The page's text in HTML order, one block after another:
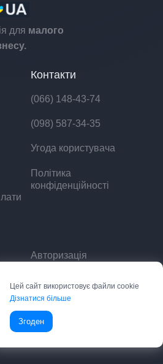
для малого
UA
Контакти
(066) 148-43-74
(098) 587-34-35
Угода користувача
Політика
конфіденційності
Авторизація
Цей сайт використовує файли cookie
Дізнатися більше
Згоден